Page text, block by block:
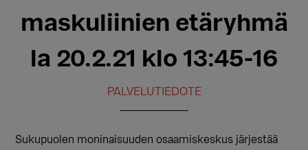
maskuliinien etäryhmä
la 20.2.21 klo 13:45-16
PALVELUTIEDOTE
Sukupuolen moninaisuuden osaamiskeskus järjestää